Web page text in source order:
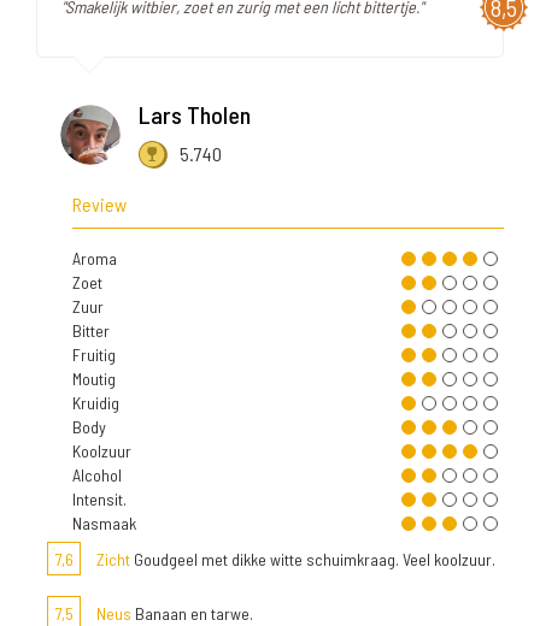
8,5
"Smakelijk witbier, zoet en zurig met een licht bittertje."
Lars Tholen
5.740
Review
Aroma
Zoet
Zuur
Bitter
Fruitig
Moutig
Kruidig
Body
Koolzuur
Alcohol
Intensit.
Nasmaak
7,6
Zicht Goudgeel met dikke witte schuimkraag. Veel koolzuur.
7,5 Neus Banaan en tarwe.